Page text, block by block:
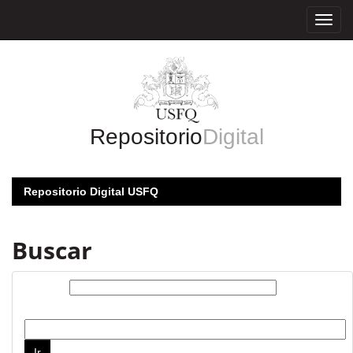
RepositorioDigital
Repositorio Digital USFQ
Buscar